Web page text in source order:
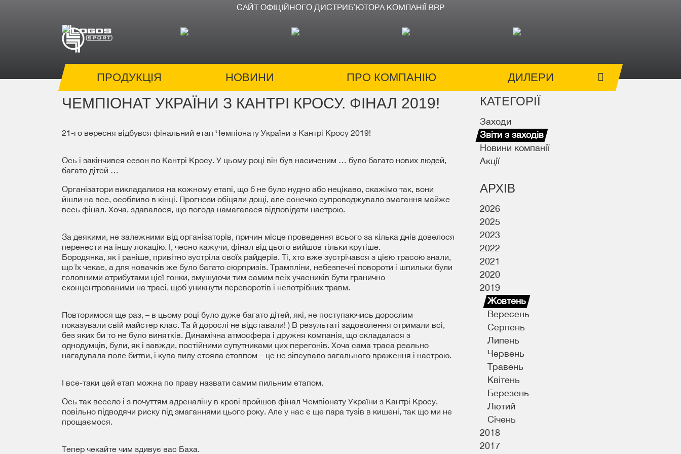
САЙТ ОФІЦІЙНОГО ДИСТРИБʼЮТОРА КОМПАНІЇ BRP
ПРОДУКЦІЯ НОВИНИ ПРО КОМПАНІЮ ДИЛЕРИ
ЧЕМПІОНАТ УКРАЇНИ З КАНТРІ КРОСУ. ФІНАЛ 2019!
21-го вересня відбувся фінальний етап Чемпіонату України з Кантрі Кросу 2019!
Ось і закінчився сезон по Кантрі Кросу. У цьому році він був насиченим … було багато нових людей,
багато дітей …
Організатори викладалися на кожному етапі, що б не було нудно або нецікаво, скажімо так, вони
йшли на все, особливо в кінці. Прогнози обіцяли дощі, але сонечко супроводжувало змагання майже
весь фінал. Хоча, здавалося, що погода намагалася відповідати настрою.
За деякими, не залежними від організаторів, причин місце проведення всього за кілька днів довелося
перенести на іншу локацію. І, чесно кажучи, фінал від цього вийшов тільки крутіше.
Бородянка, як і раніше, привітно зустріла своїх райдерів. Ті, хто вже зустрічався з цією трасою знали,
що їх чекає, а для новачків же було багато сюрпризів. Трампліни, небезпечні повороти і шпильки були
головними атрибутами цієї гонки, змушуючи тим самим всіх учасників бути гранично
сконцентрованими на трасі, щоб уникнути переворотів і непотрібних травм.
Повторимося ще раз, – в цьому році було дуже багато дітей, які, не поступаючись дорослим
показували свій майстер клас. Та й дорослі не відставали! ) В результаті задоволення отримали всі,
без яких би то не було винятків. Динамічна атмосфера і дружня компанія, що складалася з
однодумців, були, як і завжди, постійними супутниками цих перегонів. Хоча сама траса реально
нагадувала поле битви, і купа пилу стояла стовпом – це не зіпсувало загального враження і настрою.
І все-таки цей етап можна по праву назвати самим пильним етапом.
Ось так весело і з почуттям адреналіну в крові пройшов фінал Чемпіонату України з Кантрі Кросу,
повільно підводячи риску під змаганнями цього року. Але у нас є ще пара тузів в кишені, так що ми не
прощаємося.
Тепер чекайте чим здивує вас Баха.
КАТЕГОРІЇ
Заходи
Звіти з заходів
Новини компанії
Акції
АРХІВ
2026
2025
2023
2022
2021
2020
2019
Жовтень
Вересень
Серпень
Липень
Червень
Травень
Квітень
Березень
Лютий
Січень
2018
2017